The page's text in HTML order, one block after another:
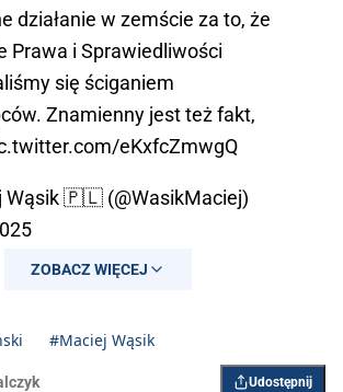
działanie w zemście za to, że
Prawa i Sprawiedliwości
się ściganiem
Znamienny jest też fakt,
eKxfcZmwgQ
Wąsik 🇵🇱 (@WasikMaciej)
ZOBACZ WIĘCEJ
#Maciej Wąsik
Udostępnij